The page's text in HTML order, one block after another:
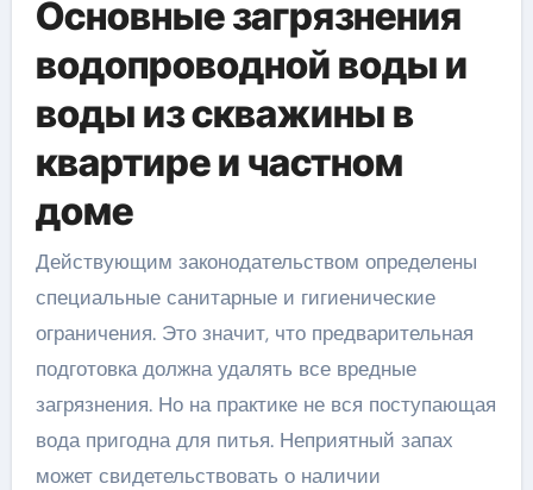
Основные загрязнения
водопроводной воды и
воды из скважины в
квартире и частном
доме
Действующим законодательством определены
специальные санитарные и гигиенические
ограничения. Это значит, что предварительная
подготовка должна удалять все вредные
загрязнения. Но на практике не вся поступающая
вода пригодна для питья. Неприятный запах
может свидетельствовать о наличии